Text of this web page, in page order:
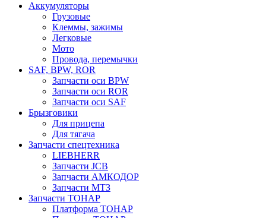
Аккумуляторы
Грузовые
Клеммы, зажимы
Легковые
Мото
Провода, перемычки
SAF, BPW, ROR
Запчасти оси BPW
Запчасти оси ROR
Запчасти оси SAF
Брызговики
Для прицепа
Для тягача
Запчасти спецтехника
LIEBHERR
Запчасти JCB
Запчасти АМКОДОР
Запчасти МТЗ
Запчасти ТОНАР
Платформа ТОНАР